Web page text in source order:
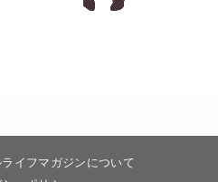
イフマガジンについて